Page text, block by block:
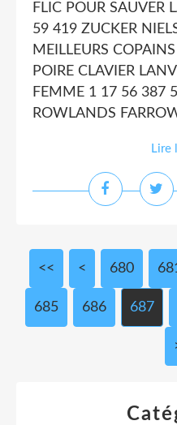
FLIC POUR SAUVER
59 419 ZUCKER
MEILLEURS
POIRE CLAVIER
FEMME 1 17 56 387
ROWLANDS
Lire
<< < 600
610
620
630
640
650
660
670
680
685 686 687